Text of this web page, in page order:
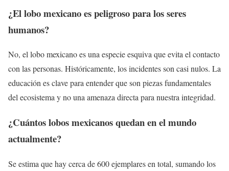
¿El lobo mexicano es peligroso para los seres
humanos?
No, el lobo mexicano es una especie esquiva que evita el contacto
con las personas. Históricamente, los incidentes son casi nulos. La
educación es clave para entender que son piezas fundamentales
del ecosistema y no una amenaza directa para nuestra integridad.
¿Cuántos lobos mexicanos quedan en el mundo
actualmente?
Se estima que hay cerca de 600 ejemplares en total, sumando los